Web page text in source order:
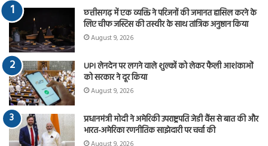
छत्तीसगढ़ में एक व्यक्ति ने परिजनों की जमानत हासिल करने के
लिए चीफ जस्टिस की तस्वीर के साथ तांत्रिक अनुष्ठान किया
August 9, 2026
UPI लेनदेन पर लगने वाले शुल्कों को लेकर फैली आशंकाओं
को सरकार ने दूर किया
August 9, 2026
प्रधानमंत्री मोदी ने अमेरिकी उपराष्ट्रपति जेडी वैंस से बात की और
भारत-अमेरिका रणनीतिक साझेदारी पर चर्चा की